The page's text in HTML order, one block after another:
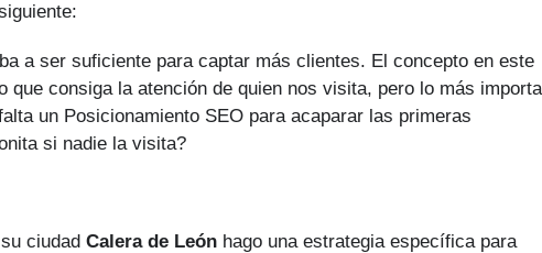
a ser suficiente para captar más clientes. El concepto en este
consiga la atención de quien nos visita, pero lo más
un Posicionamiento SEO para acaparar las primeras
si nadie la visita?
ciudad Calera de León hago una estrategia específica para